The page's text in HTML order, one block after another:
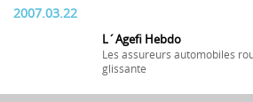
2007.03.22
L´Agefi Hebdo
Les assureurs automobiles
glissante